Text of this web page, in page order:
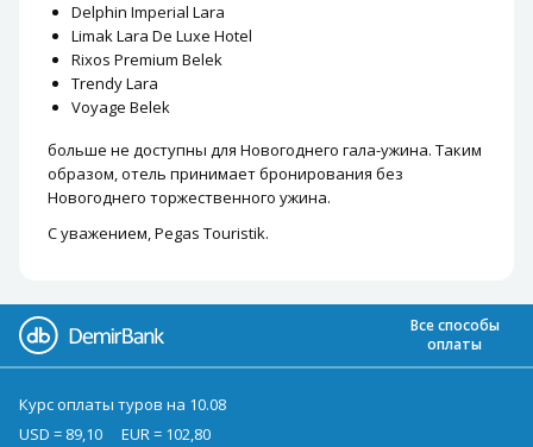
Delphin Imperial Lara
Limak Lara De Luxe Hotel
Rixos Premium Belek
Trendy Lara
Voyage Belek
больше не доступны для Новогоднего гала-ужина. Таким
образом, отель принимает бронирования без
Новогоднего торжественного ужина.
С уважением, Pegas Touristik.
Все способы
оплаты
Курс оплаты туров на 10.08
USD = 89,10
EUR = 102,80